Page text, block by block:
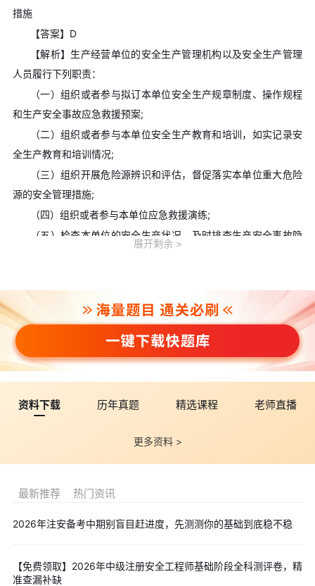
措施
【答案】D
【解析】生产经营单位的安全生产管理机构以及安全生产管理
人员履行下列职责：
（一）组织或者参与拟订本单位安全生产规章制度、操作规程
和生产安全事故应急救援预案;
（二）组织或者参与本单位安全生产教育和培训，如实记录安
全生产教育和培训情况;
（三）组织开展危险源辨识和评估，督促落实本单位重大危险
源的安全管理措施;
（四）组织或者参与本单位应急救援演练;
（五）检查本单位的安全生产状况，及时排查生产安全事故隐
行为;
（七）督促落实本单位安全生产整改措施
2. 某生产经营单位要拆除一座废弃的厂房，将此项目发包给了
一家专业拆除公司。拆除过程中需要进行临时用电和吊装作业，而
且是处在同一作业区域内。根据《安全生产法》，关于施工现场安
A. 临时用电作业和吊装作业施工人员之间应当签订安全管理协
C. 该生产经营单位应派专人对临时用电和吊装作业进行现场安
【答案】D
展开剩余
资料下载 历年真题 精选课程 老师直播
更多资料 >
最新推荐 热门资讯
2026年注安备考中期别盲目赶进度，先测测你的基础到底稳不稳
【免费领取】2026年中级注册安全工程师基础阶段全科测评卷，精
准查漏补缺